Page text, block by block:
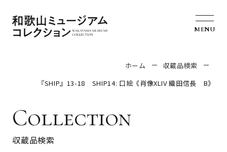
MENU
ホーム
収蔵品検索
『SHIP』13-18 SHIP14: 口絵《肖像XLIV 織田信長 B》
Collection
収蔵品検索